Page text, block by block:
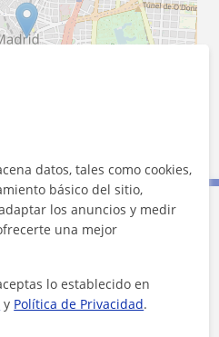
Lat
15€/h
datos, tales como cookies,
básico del sitio,
los anuncios y medir
una mejor
lo establecido en
y Política de Privacidad.